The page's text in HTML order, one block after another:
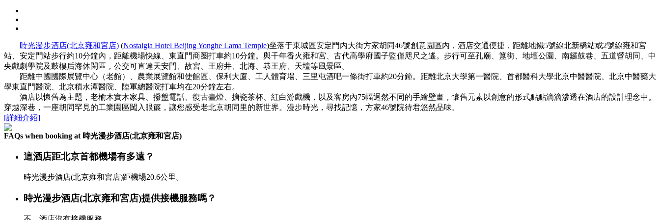
時光漫步酒店(北京雍和宮店) (Nostalgia Hotel Beijing Yonghe Lama Temple)坐落于東城區安定門內大街方家胡同46號創意園區內，酒店交通便捷，距離地鐵5號線北新橋站或2號線雍和宮
站、安定門站步行約10分鐘內，距離機場快線、東直門商圈打車約10分鐘。與千年香火雍和宮、古代高學府國子監僅咫尺之遙。步行可至孔廟、簋街、地壇公園、南鑼鼓巷、五道營胡同、中
央戲劇學院及鼓樓后海休閑區，公交可直達天安門、故宮、王府井、北海、恭王府、天壇等風景區。
距離中國國際展覽中心（老館）、農業展覽館和使館區、保利大廈、工人體育場、三里屯酒吧一條街打車約20分鐘。距離北京大學第一醫院、首都醫科大學北京中醫醫院、北京中醫藥大
學東直門醫院、北京積水潭醫院、陸軍總醫院打車均在20分鐘左右。
酒店以懷舊為主題，老榆木實木家具、撥盤電話、復古臺燈、搪瓷茶杯、紅白游戲機，以及客房內75幅迥然不同的手繪壁畫，懷舊元素以創意的形式點點滴滴滲透在酒店的設計理念中。
穿越深巷，一座胡同罕見的工業園區闖入眼簾，讓您感受老北京胡同里的新世界。漫步時光，尋找記憶，方家46號院待君悠然品味。
[詳細介紹]
FAQs when booking at 時光漫步酒店(北京雍和宮店)
這酒店距北京首都機場有多遠？
時光漫步酒店(北京雍和宮店)距機場20.6公里。
時光漫步酒店(北京雍和宮店)提供接機服務嗎？